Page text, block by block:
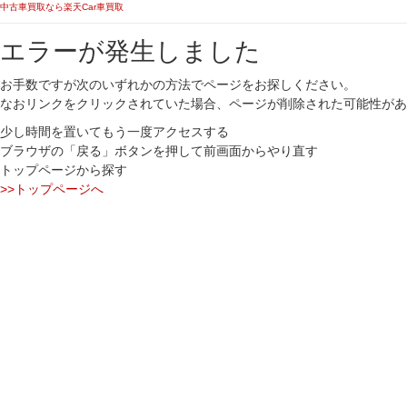
中古車買取なら楽天Car車買取
エラーが発生しました
お手数ですが次のいずれかの方法でページをお探しください。
なおリンクをクリックされていた場合、ページが削除された可能性が
少し時間を置いてもう一度アクセスする
ブラウザの「戻る」ボタンを押して前画面からやり直す
トップページから探す
>>トップページへ